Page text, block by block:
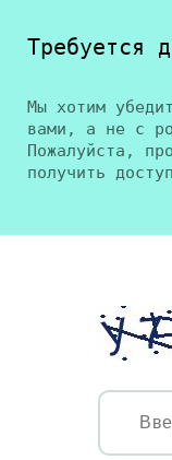
Требуется
Мы хотим
вами, а не с
Пожалуйста,
получить